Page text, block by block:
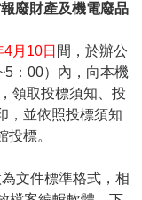
廢財產及機電廢品
4月10日 間，於辦公
：00）內，向本機
領取投標須知、投
，並依照投標須知
標。
文件標準格式，相